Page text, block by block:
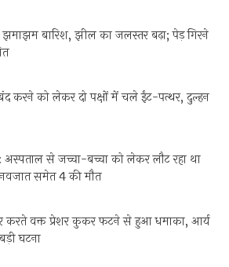
झमाझम बारिश, झील का जलस्तर बढ़ा; पेड़ गिरने
करने को लेकर दो पक्षों में चले ईंट-पत्थर, दुल्हन
अस्पताल से जच्चा-बच्चा को लेकर लौट रहा था
नवजात समेत 4 की मौत
करते वक्त प्रेशर कुकर फटने से हुआ धमाका, आर्य
घटना